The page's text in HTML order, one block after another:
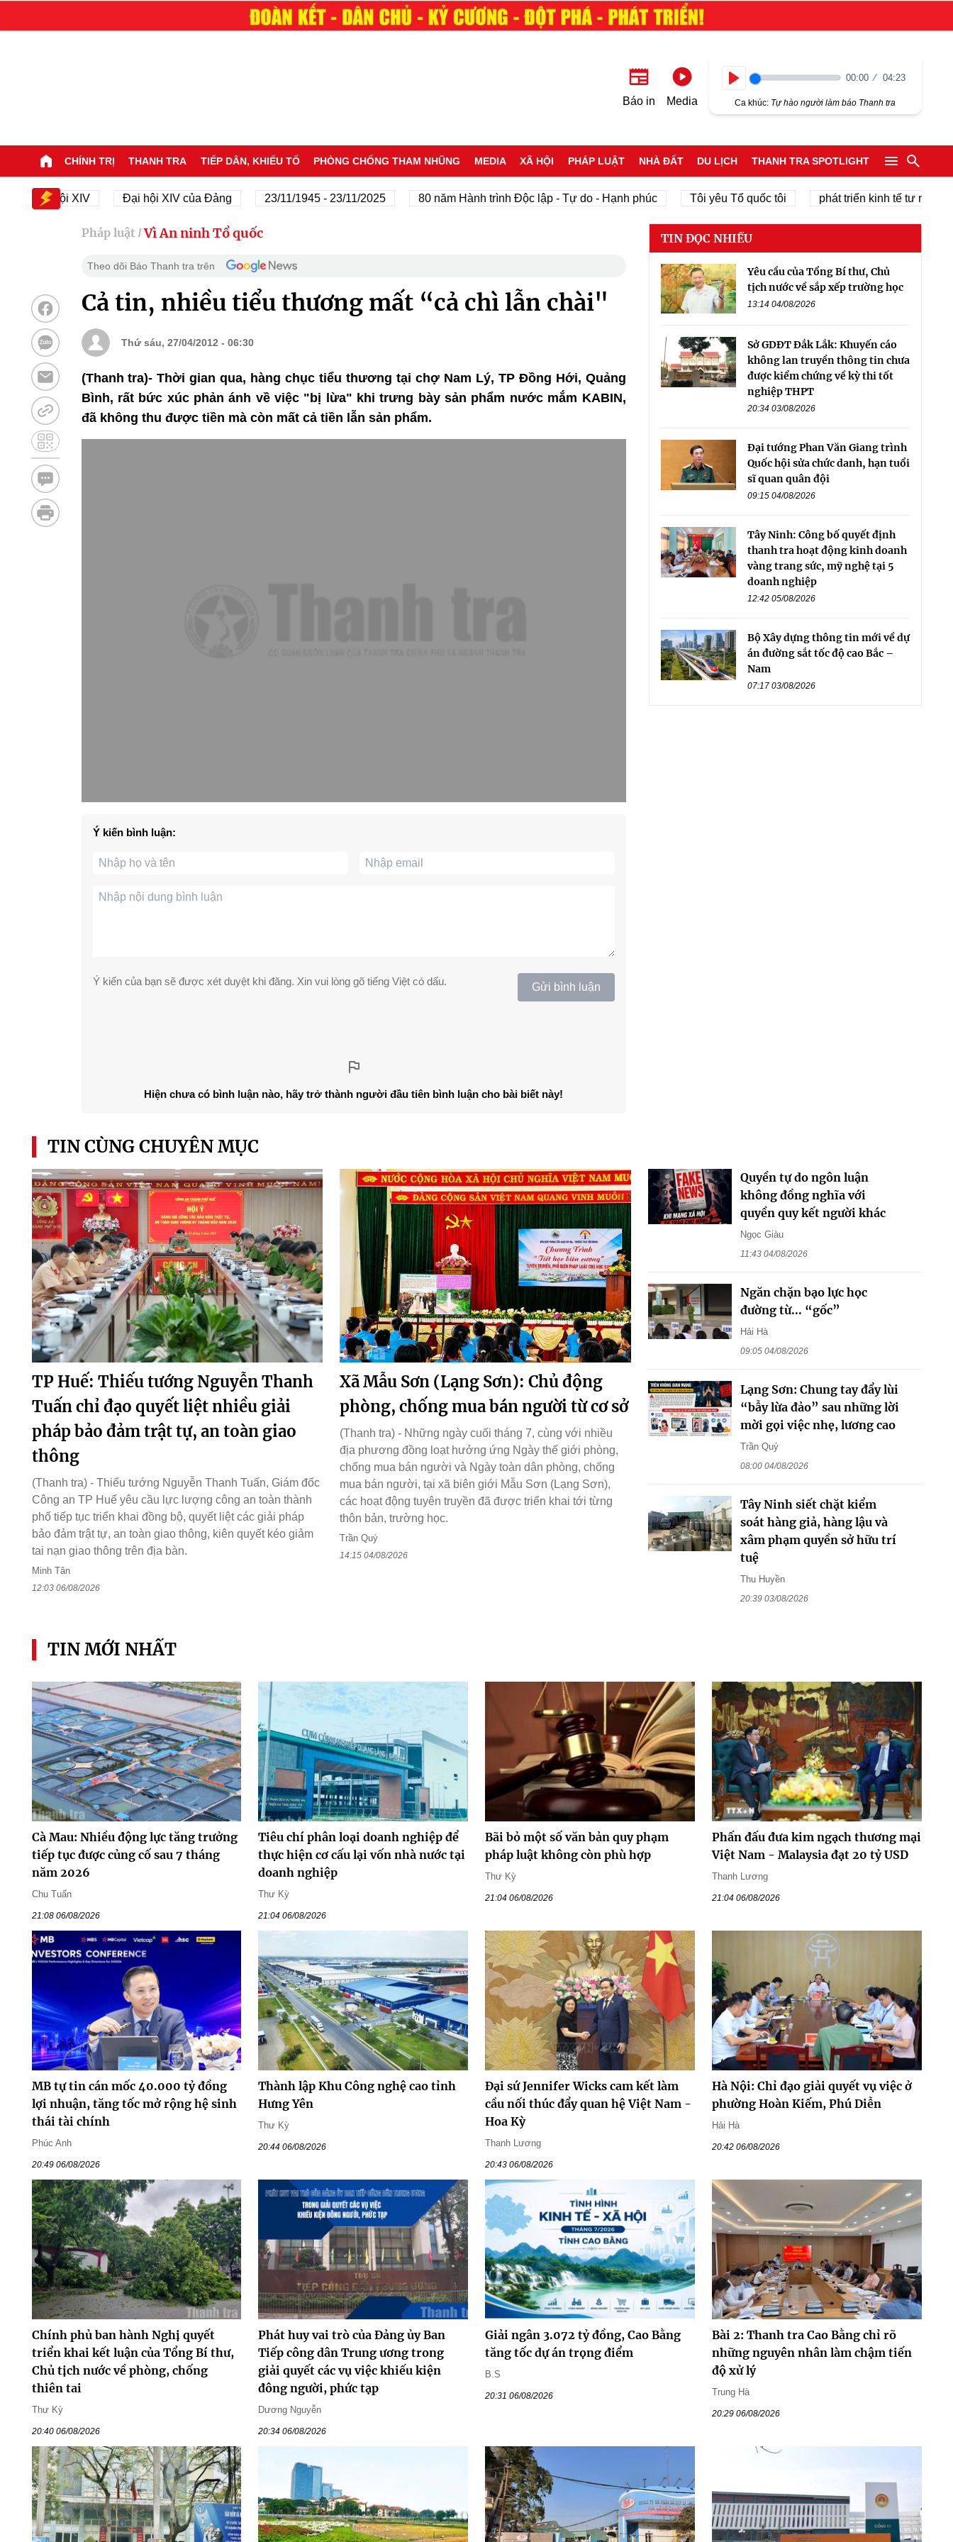
Báo in Media
00:00 04:23
Ca khúc: Tự hào người làm báo Thanh tra
CHÍNH TRỊ THANH TRA TIẾP DÂN, KHIẾU TỐ PHÒNG CHỐNG THAM NHŨNG MEDIA XÃ HỘI PHÁP LUẬT NHÀ ĐẤT DU LỊCH THANH TRA SPOTLIGHT
hội XIV Đại hội XIV của Đảng 23/11/1945 - 23/11/2025 80 năm Hành trình Độc lập - Tự do - Hạnh phúc Tôi yêu Tổ quốc tôi phát triển kinh tế tư nhân
Pháp luật / Vì An ninh Tổ quốc
Theo dõi Báo Thanh tra trên
Cả tin, nhiều tiểu thương mất “cả chì lẫn chài"
Thứ sáu, 27/04/2012 - 06:30
(Thanh tra)- Thời gian qua, hàng chục tiểu thương tại chợ Nam Lý, TP Đồng Hới, Quảng
Bình, rất bức xúc phản ánh về việc "bị lừa" khi trưng bày sản phẩm nước mắm KABIN,
đã không thu được tiền mà còn mất cả tiền lẫn sản phẩm.
Ý kiến bình luận:
Ý kiến của bạn sẽ được xét duyệt khi đăng. Xin vui lòng gõ tiếng Việt có dấu. Gửi bình luận
Hiện chưa có bình luận nào, hãy trở thành người đầu tiên bình luận cho bài biết này!
TIN ĐỌC NHIỀU
Yêu cầu của Tổng Bí thư, Chủ
tịch nước về sắp xếp trường học
13:14 04/08/2026
Sở GDĐT Đắk Lắk: Khuyến cáo
không lan truyền thông tin chưa
được kiểm chứng về kỳ thi tốt
nghiệp THPT
20:34 03/08/2026
Đại tướng Phan Văn Giang trình
Quốc hội sửa chức danh, hạn tuổi
sĩ quan quân đội
09:15 04/08/2026
Tây Ninh: Công bố quyết định
thanh tra hoạt động kinh doanh
vàng trang sức, mỹ nghệ tại 5
doanh nghiệp
12:42 05/08/2026
Bộ Xây dựng thông tin mới về dự
án đường sắt tốc độ cao Bắc –
Nam
07:17 03/08/2026
TIN CÙNG CHUYÊN MỤC
TP Huế: Thiếu tướng Nguyễn Thanh
Tuấn chỉ đạo quyết liệt nhiều giải
pháp bảo đảm trật tự, an toàn giao
thông
(Thanh tra) - Thiếu tướng Nguyễn Thanh Tuấn, Giám đốc
Công an TP Huế yêu cầu lực lượng công an toàn thành
phố tiếp tục triển khai đồng bộ, quyết liệt các giải pháp
bảo đảm trật tự, an toàn giao thông, kiên quyết kéo giảm
tai nạn giao thông trên địa bàn.
Minh Tân
12:03 06/08/2026
Xã Mẫu Sơn (Lạng Sơn): Chủ động
phòng, chống mua bán người từ cơ sở
(Thanh tra) - Những ngày cuối tháng 7, cùng với nhiều
địa phương đồng loạt hưởng ứng Ngày thế giới phòng,
chống mua bán người và Ngày toàn dân phòng, chống
mua bán người, tại xã biên giới Mẫu Sơn (Lạng Sơn),
các hoạt động tuyên truyền đã được triển khai tới từng
thôn bản, trường học.
Trần Quý
14:15 04/08/2026
Quyền tự do ngôn luận
không đồng nghĩa với
quyền quy kết người khác
Ngọc Giàu
11:43 04/08/2026
Ngăn chặn bạo lực học
đường từ... “gốc”
Hải Hà
09:05 04/08/2026
Lạng Sơn: Chung tay đẩy lùi
“bẫy lừa đảo” sau những lời
mời gọi việc nhẹ, lương cao
Trần Quý
08:00 04/08/2026
Tây Ninh siết chặt kiểm
soát hàng giả, hàng lậu và
xâm phạm quyền sở hữu trí
tuệ
Thu Huyền
20:39 03/08/2026
TIN MỚI NHẤT
Cà Mau: Nhiều động lực tăng trưởng
tiếp tục được củng cố sau 7 tháng
năm 2026
Chu Tuấn
21:08 06/08/2026
Tiêu chí phân loại doanh nghiệp để
thực hiện cơ cấu lại vốn nhà nước tại
doanh nghiệp
Thư Kỳ
21:04 06/08/2026
Bãi bỏ một số văn bản quy phạm
pháp luật không còn phù hợp
Thư Kỳ
21:04 06/08/2026
Phấn đấu đưa kim ngạch thương mại
Việt Nam - Malaysia đạt 20 tỷ USD
Thanh Lương
21:04 06/08/2026
MB tự tin cán mốc 40.000 tỷ đồng
lợi nhuận, tăng tốc mở rộng hệ sinh
thái tài chính
Phúc Anh
20:49 06/08/2026
Thành lập Khu Công nghệ cao tỉnh
Hưng Yên
Thư Kỳ
20:44 06/08/2026
Đại sứ Jennifer Wicks cam kết làm
cầu nối thúc đẩy quan hệ Việt Nam -
Hoa Kỳ
Thanh Lương
20:43 06/08/2026
Hà Nội: Chỉ đạo giải quyết vụ việc ở
phường Hoàn Kiếm, Phú Diễn
Hải Hà
20:42 06/08/2026
Chính phủ ban hành Nghị quyết
triển khai kết luận của Tổng Bí thư,
Chủ tịch nước về phòng, chống
thiên tai
Thư Kỳ
20:40 06/08/2026
Phát huy vai trò của Đảng ủy Ban
Tiếp công dân Trung ương trong
giải quyết các vụ việc khiếu kiện
đông người, phức tạp
Dương Nguyễn
20:34 06/08/2026
Giải ngân 3.072 tỷ đồng, Cao Bằng
tăng tốc dự án trọng điểm
B.S
20:31 06/08/2026
Bài 2: Thanh tra Cao Bằng chỉ rõ
những nguyên nhân làm chậm tiến
độ xử lý
Trung Hà
20:29 06/08/2026